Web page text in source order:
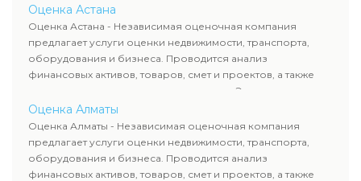
определяют рыночную стоимость имущества и
рассчитывают ущерб. Все отчеты соответствуют
требованиям законодательства и используются для
сделок, кредитования и судебных процессов.
Оценка Астана
Оценка Астана - Независимая оценочная компания
предлагает услуги оценки недвижимости, транспорта,
оборудования и бизнеса. Проводится анализ
финансовых активов, товаров, смет и проектов, а также
оценка животных и недропользования. Эксперты
определяют рыночную стоимость имущества и
рассчитывают ущерб. Все отчеты соответствуют
требованиям законодательства и используются для
сделок, кредитования и судебных процессов.
Оценка Алматы
Оценка Алматы - Независимая оценочная компания
предлагает услуги оценки недвижимости, транспорта,
оборудования и бизнеса. Проводится анализ
финансовых активов, товаров, смет и проектов, а также